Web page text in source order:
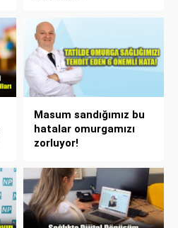
Masum sandığımız bu
hatalar omurgamızı
zorluyor!